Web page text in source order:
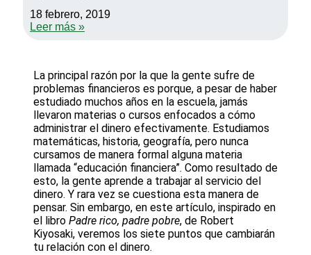
18 febrero, 2019
Leer más »
La principal razón por la que la gente sufre de
problemas financieros es porque, a pesar de haber
estudiado muchos años en la escuela, jamás
llevaron materias o cursos enfocados a cómo
administrar el dinero efectivamente. Estudiamos
matemáticas, historia, geografía, pero nunca
cursamos de manera formal alguna materia
llamada “educación financiera”. Como resultado de
esto, la gente aprende a trabajar al servicio del
dinero. Y rara vez se cuestiona esta manera de
pensar. Sin embargo, en este artículo, inspirado en
el libro Padre rico, padre pobre, de Robert
Kiyosaki, veremos los siete puntos que cambiarán
tu relación con el dinero.